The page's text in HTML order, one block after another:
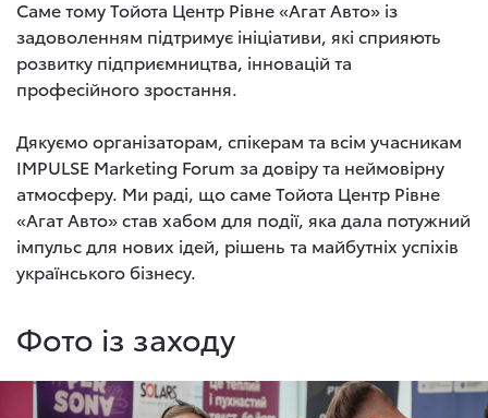
Саме тому Тойота Центр Рівне «Агат Авто» із
задоволенням підтримує ініціативи, які сприяють
розвитку підприємництва, інновацій та
професійного зростання.
Дякуємо організаторам, спікерам та всім учасникам
IMPULSE Marketing Forum за довіру та неймовірну
атмосферу. Ми раді, що саме Тойота Центр Рівне
«Агат Авто» став хабом для події, яка дала потужний
імпульс для нових ідей, рішень та майбутніх успіхів
українського бізнесу.
Фото із заходу